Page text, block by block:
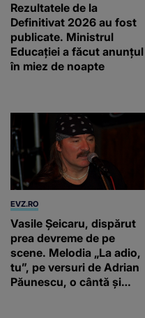
Rezultatele de la
Definitivat 2026 au fost
publicate. Ministrul
Educației a făcut anunțul
în miez de noapte
EVZ.RO
Vasile Șeicaru, dispărut
prea devreme de pe
scene. Melodia „La adio,
tu”, pe versuri de Adrian
Păunescu, o cântă și